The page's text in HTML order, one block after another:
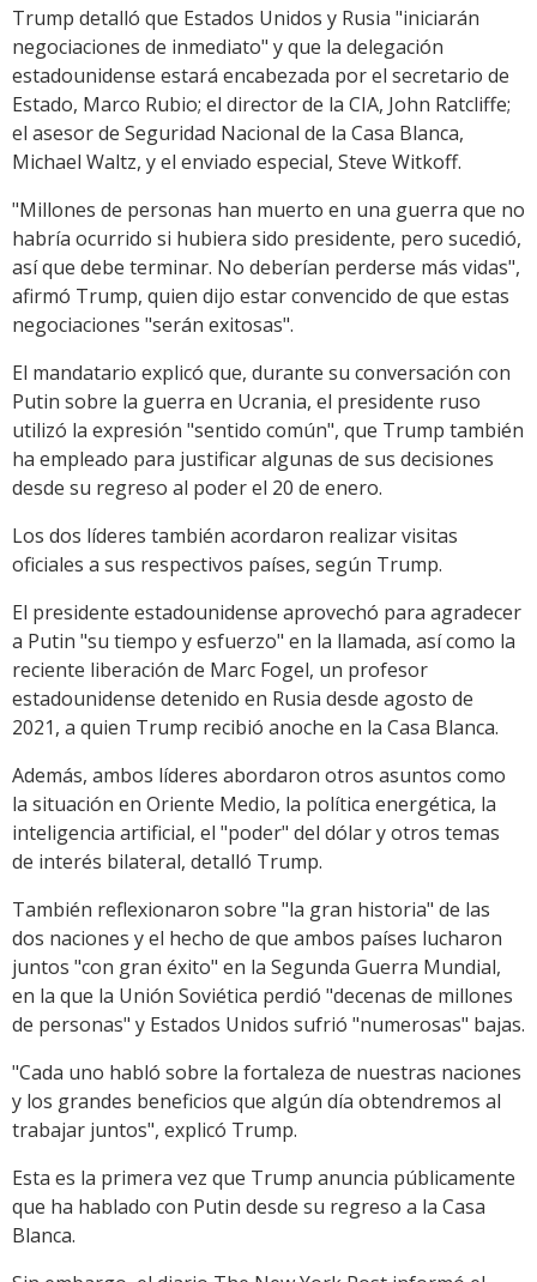
Trump detalló que Estados Unidos y Rusia "iniciarán
negociaciones de inmediato" y que la delegación
estadounidense estará encabezada por el secretario de
Estado, Marco Rubio; el director de la CIA, John Ratcliffe;
el asesor de Seguridad Nacional de la Casa Blanca,
Michael Waltz, y el enviado especial, Steve Witkoff.
"Millones de personas han muerto en una guerra que no
habría ocurrido si hubiera sido presidente, pero sucedió,
así que debe terminar. No deberían perderse más vidas",
afirmó Trump, quien dijo estar convencido de que estas
negociaciones "serán exitosas".
El mandatario explicó que, durante su conversación con
Putin sobre la guerra en Ucrania, el presidente ruso
utilizó la expresión "sentido común", que Trump también
ha empleado para justificar algunas de sus decisiones
desde su regreso al poder el 20 de enero.
Los dos líderes también acordaron realizar visitas
oficiales a sus respectivos países, según Trump.
El presidente estadounidense aprovechó para agradecer
a Putin "su tiempo y esfuerzo" en la llamada, así como la
reciente liberación de Marc Fogel, un profesor
estadounidense detenido en Rusia desde agosto de
2021, a quien Trump recibió anoche en la Casa Blanca.
Además, ambos líderes abordaron otros asuntos como
la situación en Oriente Medio, la política energética, la
inteligencia artificial, el "poder" del dólar y otros temas
de interés bilateral, detalló Trump.
También reflexionaron sobre "la gran historia" de las
dos naciones y el hecho de que ambos países lucharon
juntos "con gran éxito" en la Segunda Guerra Mundial,
en la que la Unión Soviética perdió "decenas de millones
de personas" y Estados Unidos sufrió "numerosas" bajas.
"Cada uno habló sobre la fortaleza de nuestras naciones
y los grandes beneficios que algún día obtendremos al
trabajar juntos", explicó Trump.
Esta es la primera vez que Trump anuncia públicamente
que ha hablado con Putin desde su regreso a la Casa
Blanca.